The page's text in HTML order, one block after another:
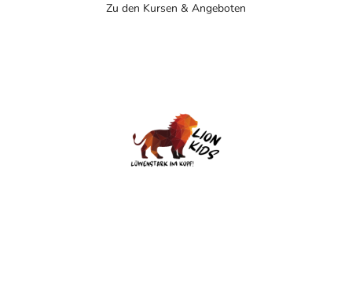
Zu den Kursen & Angeboten